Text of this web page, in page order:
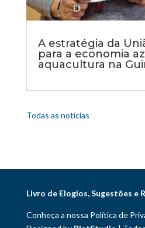
A estratégia da
para a economia
aquacultura na
Todas as notícias
Livro de Elogios, Sugestões e
Conheça a nossa Política de